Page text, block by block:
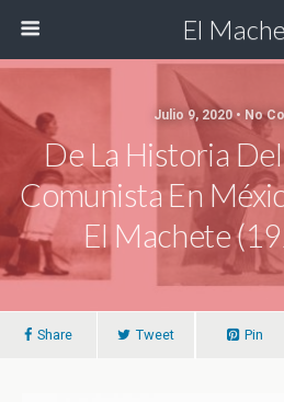
El
Julio 9, 2020 • No
De La Historia
Comunista En
El Machete
Share Tweet Pin